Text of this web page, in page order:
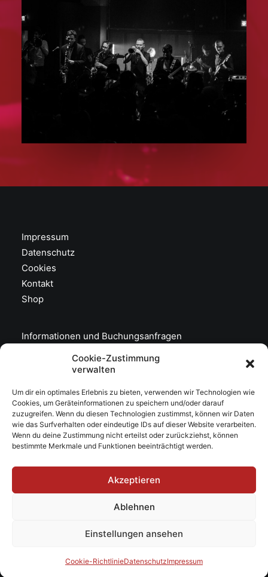
Cookie-Zustimmung
verwalten
Um dir ein optimales Erlebnis zu bieten, verwenden wir Technologien wie
Cookies, um Geräteinformationen zu speichern und/oder darauf
zuzugreifen. Wenn du diesen Technologien zustimmst, können wir Daten
wie das Surfverhalten oder eindeutige IDs auf dieser Website verarbeiten.
Wenn du deine Zustimmung nicht erteilst oder zurückziehst, können
bestimmte Merkmale und Funktionen beeinträchtigt werden.
Akzeptieren
Ablehnen
Einstellungen ansehen
Cookie-RichtlinieDatenschutzImpressum
Impressum
Datenschutz
Cookies
Kontakt
Shop
Informationen und Buchungsanfragen
Markus Jacob
0178/5212058
All rights reserved